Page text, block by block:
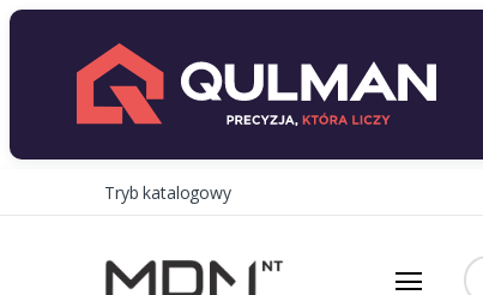
Tryb katalogowy